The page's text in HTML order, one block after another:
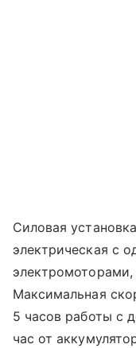
Силовая
электрическая с
Максимальная
5 часов работы с
час от